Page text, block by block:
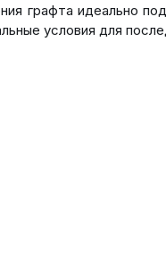
графта идеально
условия для